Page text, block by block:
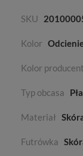
SKU
Kolor
Kolor
Typ obcasa
Materiał
Futrówka